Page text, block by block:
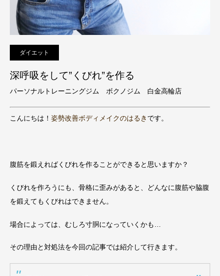
ダイエット
深呼吸をして”くびれ”を作る
パーソナルトレーニングジム ボクノジム 白金高輪店
こんにちは！ 姿勢改善ボディメイクのはるき です。
腹筋を鍛えればくびれを作ることができると思いますか？
くびれを作ろうにも、骨格に歪みがあると、どんなに腹筋や脇腹
を鍛えてもくびれはできません。
場合によっては、むしろ寸胴になっていくかも…
その理由と対処法を今回の記事では紹介して行きます。